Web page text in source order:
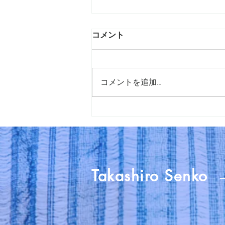
装いの布～
コメント
コメントを追加…
Takashiro Senko